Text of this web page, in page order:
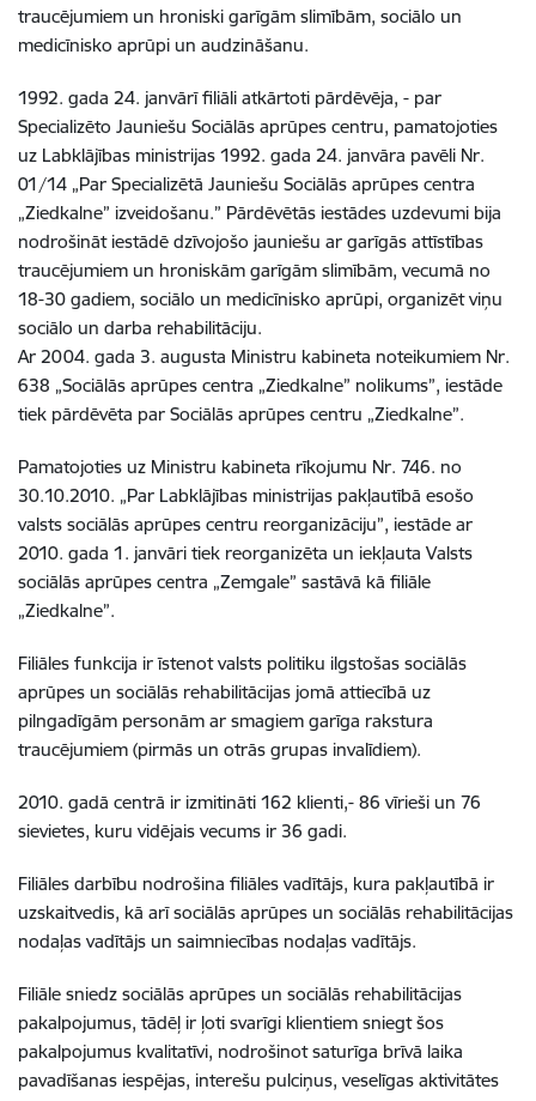
traucējumiem un hroniski garīgām slimībām, sociālo un
medicīnisko aprūpi un audzināšanu.
1992. gada 24. janvārī filiāli atkārtoti pārdēvēja, - par
Specializēto Jauniešu Sociālās aprūpes centru, pamatojoties
uz Labklājības ministrijas 1992. gada 24. janvāra pavēli Nr.
01/14 „Par Specializētā Jauniešu Sociālās aprūpes centra
„Ziedkalne” izveidošanu.” Pārdēvētās iestādes uzdevumi bija
nodrošināt iestādē dzīvojošo jauniešu ar garīgās attīstības
traucējumiem un hroniskām garīgām slimībām, vecumā no
18-30 gadiem, sociālo un medicīnisko aprūpi, organizēt viņu
sociālo un darba rehabilitāciju.
Ar 2004. gada 3. augusta Ministru kabineta noteikumiem Nr.
638 „Sociālās aprūpes centra „Ziedkalne” nolikums”, iestāde
tiek pārdēvēta par Sociālās aprūpes centru „Ziedkalne”.
Pamatojoties uz Ministru kabineta rīkojumu Nr. 746. no
30.10.2010. „Par Labklājības ministrijas pakļautībā esošo
valsts sociālās aprūpes centru reorganizāciju”, iestāde ar
2010. gada 1. janvāri tiek reorganizēta un iekļauta Valsts
sociālās aprūpes centra „Zemgale” sastāvā kā filiāle
„Ziedkalne”.
Filiāles funkcija ir īstenot valsts politiku ilgstošas sociālās
aprūpes un sociālās rehabilitācijas jomā attiecībā uz
pilngadīgām personām ar smagiem garīga rakstura
traucējumiem (pirmās un otrās grupas invalīdiem).
2010. gadā centrā ir izmitināti 162 klienti,- 86 vīrieši un 76
sievietes, kuru vidējais vecums ir 36 gadi.
Filiāles darbību nodrošina filiāles vadītājs, kura pakļautībā ir
uzskaitvedis, kā arī sociālās aprūpes un sociālās rehabilitācijas
nodaļas vadītājs un saimniecības nodaļas vadītājs.
Filiāle sniedz sociālās aprūpes un sociālās rehabilitācijas
pakalpojumus, tādēļ ir ļoti svarīgi klientiem sniegt šos
pakalpojumus kvalitatīvi, nodrošinot saturīga brīvā laika
pavadīšanas iespējas, interešu pulciņus, veselīgas aktivitātes